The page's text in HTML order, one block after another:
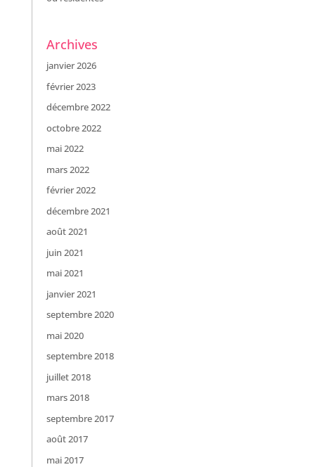
Archives
janvier 2026
février 2023
décembre 2022
octobre 2022
mai 2022
mars 2022
février 2022
décembre 2021
août 2021
juin 2021
mai 2021
janvier 2021
septembre 2020
mai 2020
septembre 2018
juillet 2018
mars 2018
septembre 2017
août 2017
mai 2017